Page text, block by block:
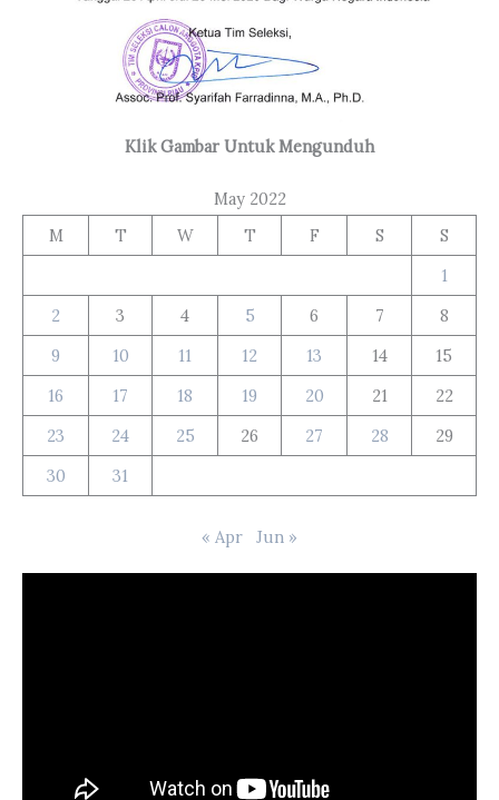
Klik Gambar Untuk Mengunduh
May 2022
M
T W T F S
S
1
2
3 4 5 6 7
8
9
10 11 12 13 14
15
16
17 18 19 20 21
22
23
24 25 26 27 28
29
30
31
« Apr Jun »